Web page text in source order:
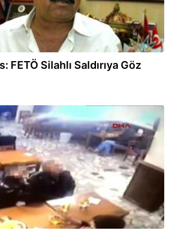
FETÖ Silahlı Saldırıya Göz